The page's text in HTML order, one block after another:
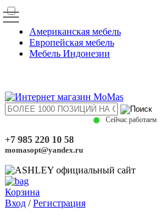
Американская мебель
Европейская мебель
Мебель Индонезии
Сейчас работаем
+7 985 220 10 58
momasopt@yandex.ru
Корзина
Вход /Регистрация